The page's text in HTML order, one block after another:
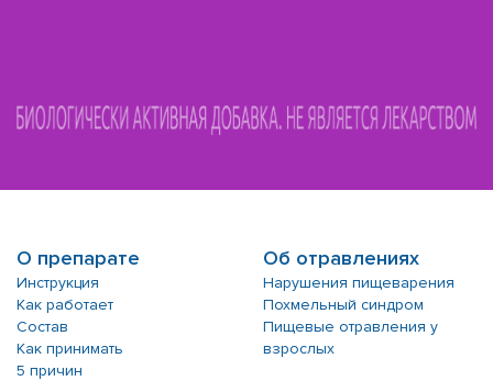
О препарате
Инструкция
Как работает
Состав
Как принимать
5 причин
Об отравлениях
Нарушения пищеварения
Похмельный синдром
Пищевые отравления у
взрослых